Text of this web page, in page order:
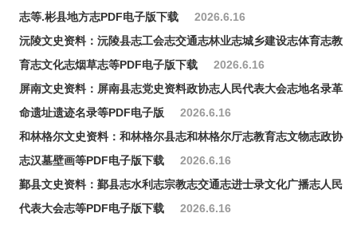
志等.彬县地方志PDF电子版下载
2026.6.16
沅陵文史资料：沅陵县志工会志交通志林业志城乡建设志体育志教
育志文化志烟草志等PDF电子版下载
2026.6.16
屏南文史资料：屏南县志党史资料政协志人民代表大会志地名录革
命遗址遗迹名录等PDF电子版
2026.6.16
和林格尔文史资料：和林格尔县志和林格尔厅志教育志文物志政协
志汉墓壁画等PDF电子版下载
2026.6.16
鄞县文史资料：鄞县志水利志宗教志交通志进士录文化广播志人民
代表大会志等PDF电子版下载
2026.6.16